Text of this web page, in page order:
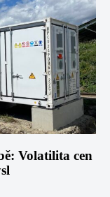
Volatilita cen